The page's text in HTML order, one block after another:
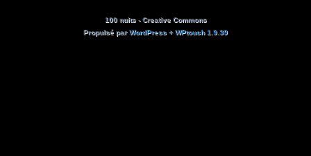
100 nuits - Creative Commons
Propulsé parWordPress +WPtouch 1.9.39